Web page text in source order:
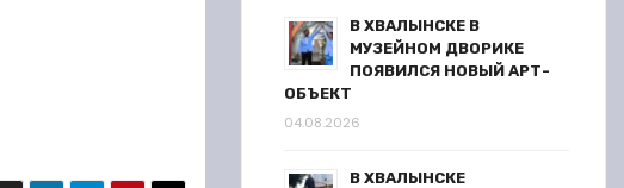
В ХВАЛЫНСКЕ В
МУЗЕЙНОМ ДВОРИКЕ
ПОЯВИЛСЯ НОВЫЙ АРТ-
ОБЪЕКТ
04.08.2026
В ХВАЛЫНСКЕ